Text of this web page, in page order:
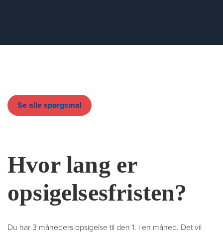
Se alle spørgsmål
Hvor lang er
opsigelsesfristen?
Du har 3 måneders opsigelse til den 1. i en måned. Det vil